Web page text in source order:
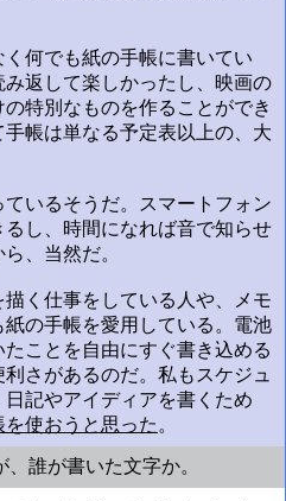
何でも紙の手帳に書いてい
返して楽しかったし、映画の
特別なものを作ることができ
帳は単なる予定表以上の、大
いるそうだ。スマートフォン
し、時間になれば音で知らせ
、当然だ。
く仕事をしている人や、メモ
の手帳を愛用している。電池
ことを自由にすぐ書き込める
さがあるのだ。私もスケジュ
記やアイディアを書くため
使おうと思った 。
、誰が書いた文字か。